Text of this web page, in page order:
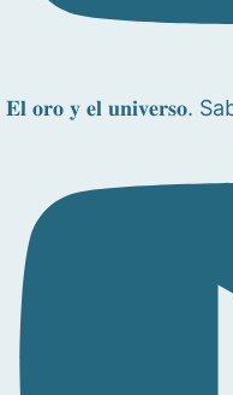
𝐄𝐥 𝐨𝐫𝐨 𝐲 𝐞𝐥 𝐮𝐧𝐢𝐯𝐞𝐫𝐬𝐨.